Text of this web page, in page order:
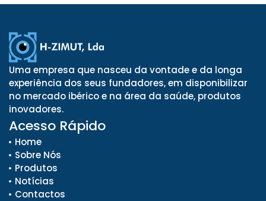
Uma empresa que nasceu da vontade e da longa
experiência dos seus fundadores, em disponibilizar
no mercado ibérico e na área da saúde, produtos
inovadores.
Acesso Rápido
Home
Sobre Nós
Produtos
Notícias
Contactos